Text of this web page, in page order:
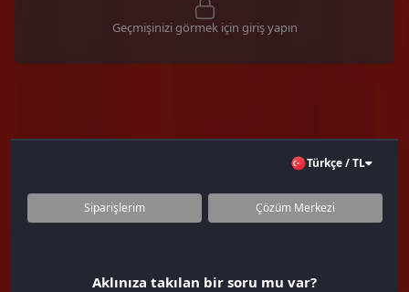
Geçmişinizi görmek için giriş yapın
Türkçe / TL
Siparişlerim Çözüm Merkezi
Aklınıza takılan bir soru mu var?